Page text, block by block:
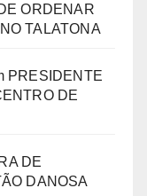
ORDENAR
TALATONA
PRESIDENTE
DE
DE
DANOSA